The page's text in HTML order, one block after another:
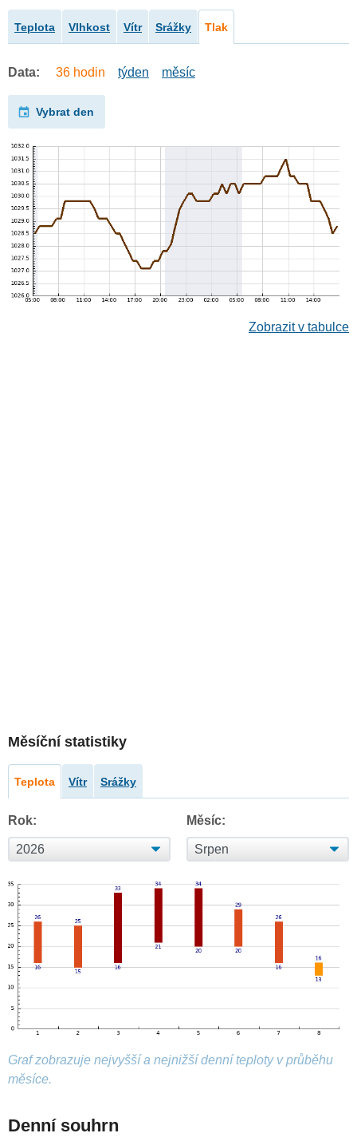
Teplota Vlhkost Vítr Srážky Tlak
Data: 36 hodin týden měsíc
Vybrat den
Zobrazit v tabulce
Měsíční statistiky
Teplota Vítr Srážky
Rok: Měsíc:
Graf zobrazuje nejvyšší a nejnižší denní teploty v průběhu
měsíce.
Denní souhrn